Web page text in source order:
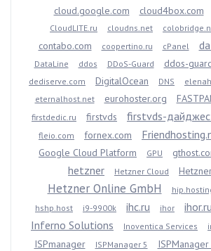
cloud.google.com cloud4box.com
CloudLITE.ru cloudns.net
contabo.com coopertino.ru cPanel
DataLine ddos DDoS-Guard ddos-
dediserve.com
DigitalOcean DNS
eternalhost.net
eurohoster.org
firstdedic.ru
firstvds firstvds-
fleio.com fornex.com
Google Cloud Platform
GPU
hetzner Hetzner Cloud
Hetzner Online GmbH
hshp.host
i9-9900k ihc.ru ihor ihor.ru
Inferno Solutions Inoventica Services
ISPmanager ISPManager 5